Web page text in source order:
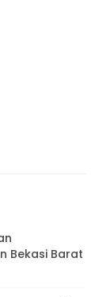
Bekasi Barat